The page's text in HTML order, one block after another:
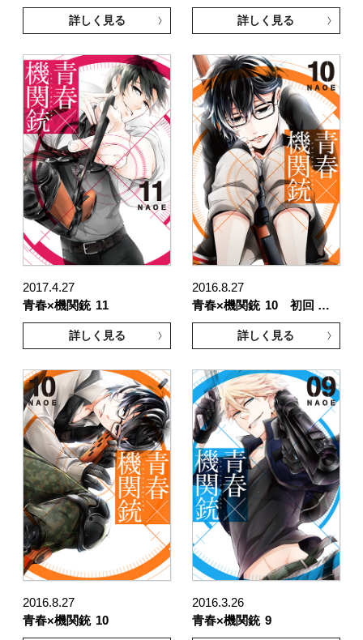
詳しく見る 詳しく見る
2017.4.27
青春×機関銃 11
詳しく見る
2016.8.27
青春×機関銃 10 初回 …
詳しく見る
2016.8.27
青春×機関銃 10
2016.3.26
青春×機関銃 9